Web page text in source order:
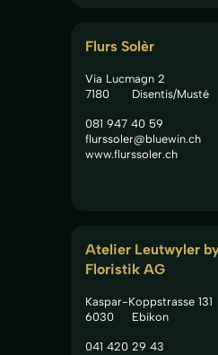
Flurs Solèr
Via Lucmagn 2
7180
Disentis/Musté
081 947 40 59
flurssoler@bluewin.ch
www.flurssoler.ch
Atelier Leutwyler
Floristik AG
Kaspar-Koppstrasse 131
6030
Ebikon
041 420 29 43